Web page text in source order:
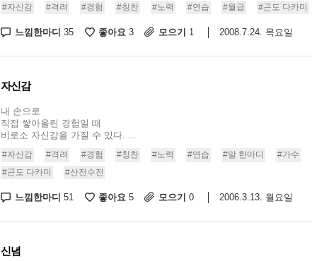
#자신감 #격려 #경험 #칭찬 #노력 #연습 #월급 #곤도 다카미
느낌한마디 35 좋아요 3 모으기 1 2008.7.24. 목요일
자신감
내 손으로
직접 쌓아올린 경험일 때
비로소 자신감을 가질 수 있다. ...
#자신감 #격려 #경험 #칭찬 #노력 #연습 #말 한마디
#가수
#곤도 다카미
#산전수전
느낌한마디 51 좋아요 5 모으기 0 2006.3.13. 월요일
신념